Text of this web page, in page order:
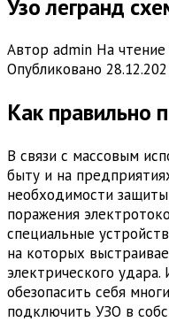
Узо легранд
Автор admin На чтение
Опубликовано
Как правильно
В связи с массовым
быту и на
необходимости защиты
поражения
специальные
на которых
электрического
обезопасить себя
подключить УЗО в